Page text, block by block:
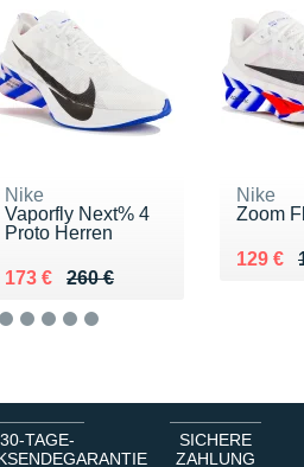
Nike
Vaporfly Next% 4
Proto Herren
260 €
Au lieu de 260 €
173 €
Vendu 173 €
Nike
Zoom
Au lieu
129 €
Vendu
30-TAGE-
SICHERE
ZAHLUNG